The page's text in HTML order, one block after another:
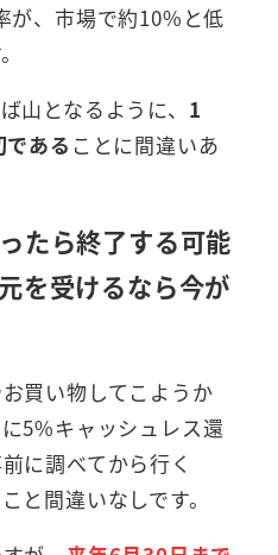
が、市場で約10%と低
山となるように、 1
ある ことに間違いあ
たら終了する可能
を受けるなら今が
買い物してこようか
5%キャッシュレス還
に調べてから行く
と間違いなしです。